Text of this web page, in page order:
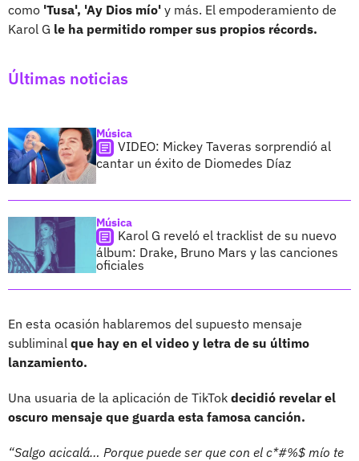
como 'Tusa', 'Ay Dios mío' y más. El empoderamiento de
Karol G le ha permitido romper sus propios récords.
Últimas noticias
Música
VIDEO: Mickey Taveras sorprendió al
cantar un éxito de Diomedes Díaz
Música
Karol G reveló el tracklist de su nuevo
álbum: Drake, Bruno Mars y las canciones
oficiales
En esta ocasión hablaremos del supuesto mensaje
subliminal que hay en el video y letra de su último
lanzamiento.
Una usuaria de la aplicación de TikTok decidió revelar el
oscuro mensaje que guarda esta famosa canción.
“Salgo acicalá… Porque puede ser que con el c*#%$ mío te